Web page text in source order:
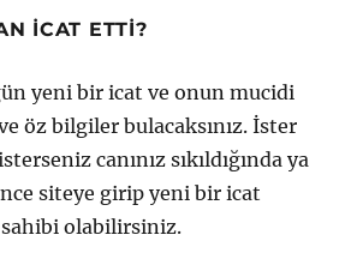
İCAT ETTI?
yeni bir icat ve onun mucidi
öz bilgiler bulacaksınız. İster
canınız sıkıldığında ya
siteye girip yeni bir icat
olabilirsiniz.